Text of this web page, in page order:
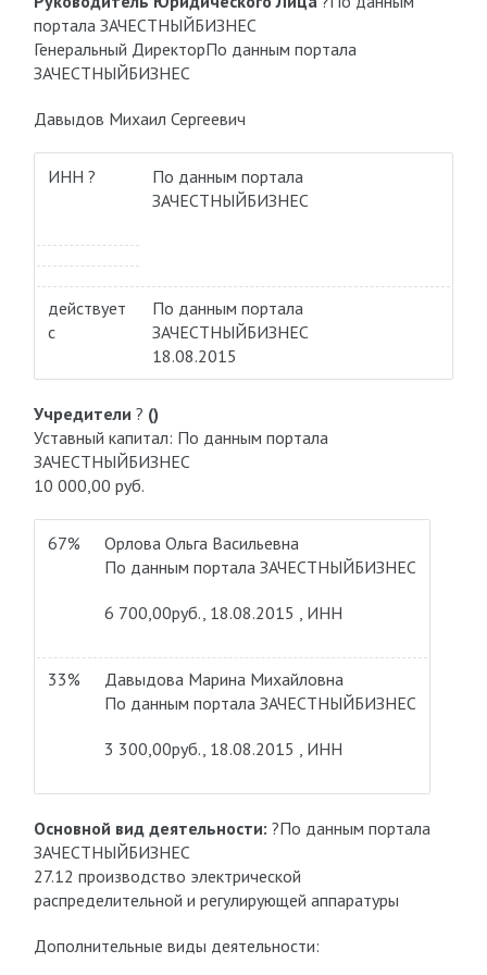
портала ЗАЧЕСТНЫЙБИЗНЕС
Генеральный ДиректорПо данным портала
ЗАЧЕСТНЫЙБИЗНЕС
Давыдов Михаил Сергеевич
ИНН ?
По данным портала
ЗАЧЕСТНЫЙБИЗНЕС
действует
с
По данным портала
ЗАЧЕСТНЫЙБИЗНЕС
18.08.2015
Учредители ? ()
Уставный капитал: По данным портала
ЗАЧЕСТНЫЙБИЗНЕС
10 000,00 руб.
67%
Орлова Ольга Васильевна
По данным портала ЗАЧЕСТНЫЙБИЗНЕС
6 700,00руб., 18.08.2015 , ИНН
33%
Давыдова Марина Михайловна
По данным портала ЗАЧЕСТНЫЙБИЗНЕС
3 300,00руб., 18.08.2015 , ИНН
Основной вид деятельности: ?По данным портала
ЗАЧЕСТНЫЙБИЗНЕС
27.12 производство электрической
распределительной и регулирующей аппаратуры
Дополнительные виды деятельности: